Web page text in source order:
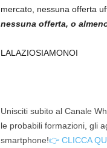
mercato, nessuna offerta
nessuna offerta, o
LALAZIOSIAMONOI
Unisciti subito al Canale
le probabili formazioni, gli
smartphone!👉 CLICCA